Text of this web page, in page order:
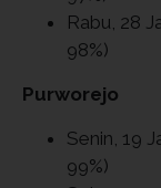
Rabu, 28
98%)
Purworejo
Senin, 19
99%)